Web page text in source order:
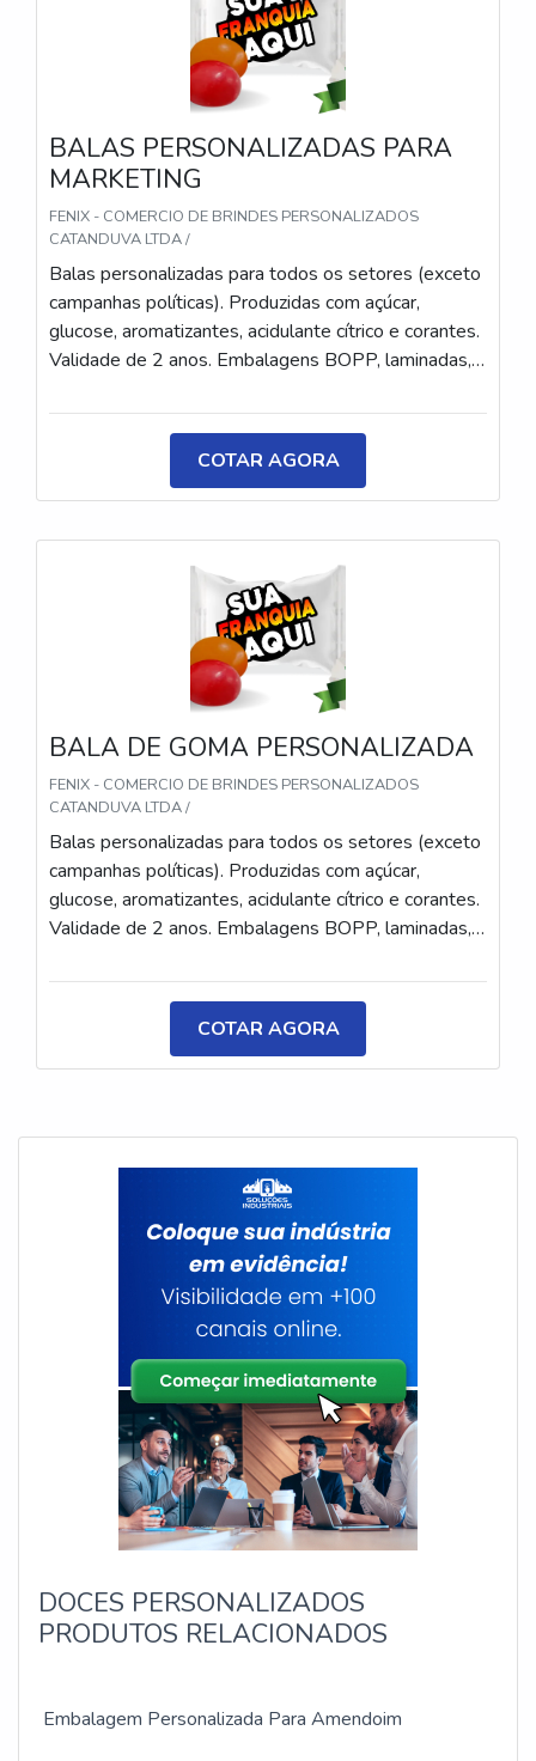
BALAS PERSONALIZADAS PARA
MARKETING
FENIX - COMERCIO DE BRINDES PERSONALIZADOS
CATANDUVA LTDA /
Balas personalizadas para todos os setores (exceto
campanhas políticas). Produzidas com açúcar,
glucose, aromatizantes, acidulante cítrico e corantes.
Validade de 2 anos. Embalagens BOPP, laminadas,
ou P&B em alta qualidade, tinta atóxica. Medida: 5 ×
diferentes tipos (balas, gomas, chicletes, recheadas
e pastilhas). Produto sem glúten.
COTAR AGORA
BALA DE GOMA PERSONALIZADA
FENIX - COMERCIO DE BRINDES PERSONALIZADOS
CATANDUVA LTDA /
Balas personalizadas para todos os setores (exceto
campanhas políticas). Produzidas com açúcar,
glucose, aromatizantes, acidulante cítrico e corantes.
Validade de 2 anos. Embalagens BOPP, laminadas,
ou P&B em alta qualidade, tinta atóxica. Medida: 5 ×
diferentes tipos (balas, gomas, chicletes, recheadas
e pastilhas). Produto sem glúten.
COTAR AGORA
DOCES PERSONALIZADOS
PRODUTOS RELACIONADOS
Embalagem Personalizada Para Amendoim